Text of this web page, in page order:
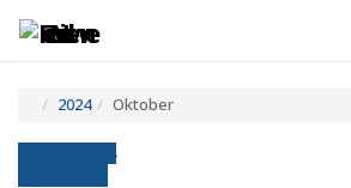
2024 Oktober